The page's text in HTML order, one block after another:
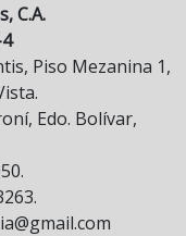
C.A.
Piso Mezanina 1,
Edo. Bolívar,